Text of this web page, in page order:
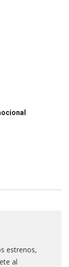
estrenos,
al